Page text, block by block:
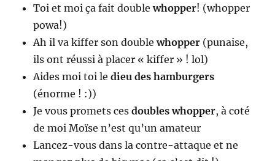
Toi et moi ça fait doublewhopper! (whopper
powa!)
Ah il va kiffer son doublewhopper (punaise,
ils ont réussi à placer « kiffer » ! lol)
Aides moi toi ledieu des hamburgers
(énorme ! :))
Je vous promets cesdoubles whopper, à coté
de moi Moïse n’est qu’un amateur
Lancez-vous dans la contre-attaque et ne